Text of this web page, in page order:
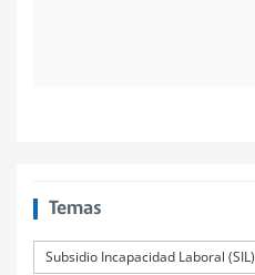
Temas
Subsidio Incapacidad Laboral (SIL)